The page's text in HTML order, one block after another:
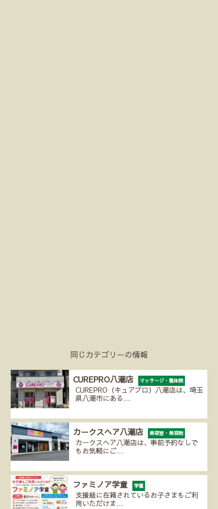
同じカテゴリーの情報
CUREPRO八潮店 マッサージ・整体院
CUREPRO（キュアプロ）八潮店は、埼玉
県八潮市にある…
カークスヘア八潮店 美容室・美容院
カークスヘア八潮店は、事前予約なしで
もお気軽にご…
ファミノア学童 学童
支援級に在籍されているお子さまもご利
用いただけま…